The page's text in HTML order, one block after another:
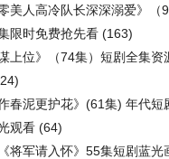
零美人高冷队长深深溺爱》（
限时免费抢先看 (163)
谋上位》（74集）短剧全集资
作春泥更护花》(61集) 年代短
观看 (64)
将军请入怀》55集短剧蓝光